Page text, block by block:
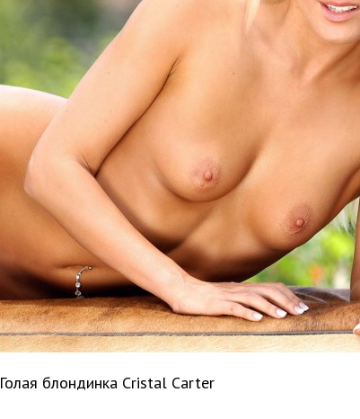
Голая блондинка Cristal Carter